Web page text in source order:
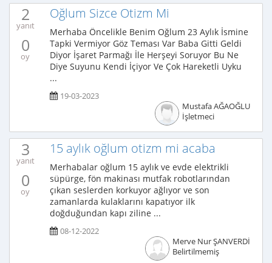
2
yanıt
0
oy
Oğlum Sizce Otizm Mi
Merhaba Öncelikle Benim Oğlum 23 Aylık İsmine
Tapki Vermiyor Göz Teması Var Baba Gitti Geldi
Diyor İşaret Parmağı İle Herşeyi Soruyor Bu Ne
Diye Suyunu Kendi İçiyor Ve Çok Hareketli Uyku
...
19-03-2023
Mustafa AĞAOĞLU
İşletmeci
3
yanıt
0
oy
15 aylık oğlum otizm mi acaba
Merhabalar oğlum 15 aylık ve evde elektrikli
süpürge, fön makinası mutfak robotlarından
çıkan seslerden korkuyor ağlıyor ve son
zamanlarda kulaklarını kapatıyor ilk
doğduğundan kapı ziline ...
08-12-2022
Merve Nur ŞANVERDİ
Belirtilmemiş